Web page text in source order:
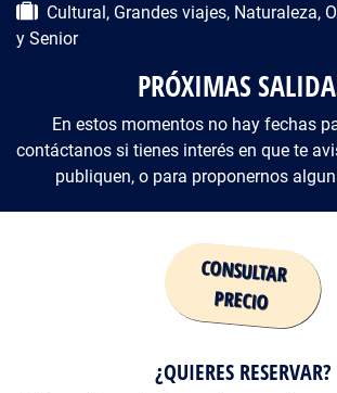
Cultural, Grandes viajes, Naturaleza,
y Senior
PRÓXIMAS
En estos momentos no hay fechas
contáctanos si tienes interés en que te
publiquen, o para proponernos
¿QUIERES RESERVAR?